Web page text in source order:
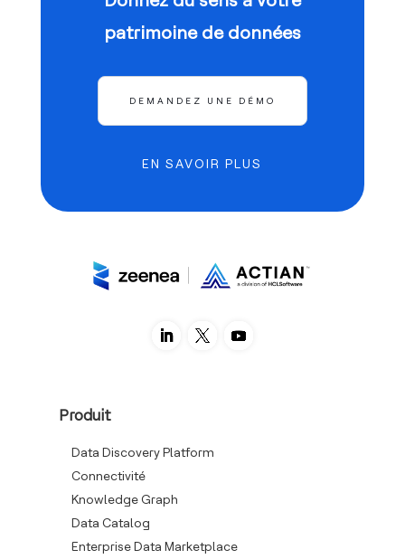
patrimoine de données
DEMANDEZ UNE DÉMO
EN SAVOIR PLUS
Produit
Data Discovery Platform
Connectivité
Knowledge Graph
Data Catalog
Enterprise Data Marketplace